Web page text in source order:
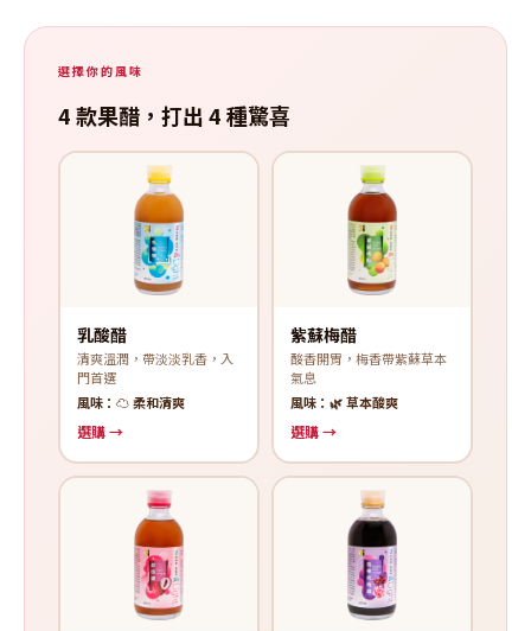
選擇你的風味
4 款果醋，打出 4 種驚喜
乳酸醋
清爽溫潤，帶淡淡乳香，入
門首選
風味：☁️ 柔和清爽
選購 →
紫蘇梅醋
酸香開胃，梅香帶紫蘇草本
氣息
風味：🌿 草本酸爽
選購 →